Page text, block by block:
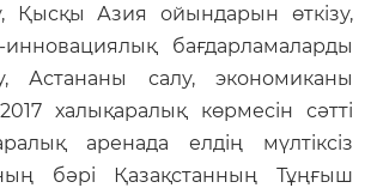
Қысқы Азия ойындарын өткізу,
инновациялық бағдарламаларды
Астананы салу, экономиканы
халықаралық көрмесін сәтті
аренада елдің мүлтіксіз
бәрі Қазақстанның Тұңғыш